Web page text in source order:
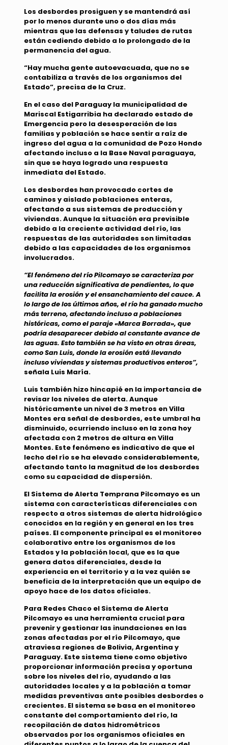
Los desbordes prosiguen y se mantendrá así
por lo menos durante uno o dos días más
mientras que las defensas y taludes de rutas
están cediendo debido a lo prolongado de la
permanencia del agua.
“Hay mucha gente autoevacuada, que no se
contabiliza a través de los organismos del
Estado”, precisa de la Cruz.
En el caso del Paraguay la municipalidad de
Mariscal Estigarribia ha declarado estado de
Emergencia pero la desesperación de las
familias y población se hace sentir a raíz de
ingreso del agua a la comunidad de Pozo Hondo
afectando incluso a la Base Naval paraguaya,
sin que se haya logrado una respuesta
inmediata del Estado.
Los desbordes han provocado cortes de
caminos y aislado poblaciones enteras,
afectando a sus sistemas de producción y
viviendas. Aunque la situación era previsible
debido a la creciente actividad del río, las
respuestas de las autoridades son limitadas
debido a las capacidades de los organismos
involucrados.
“El fenómeno del río Pilcomayo se caracteriza por
una reducción significativa de pendientes, lo que
facilita la erosión y el ensanchamiento del cauce. A
lo largo de los últimos años, el río ha ganado mucho
más terreno, afectando incluso a poblaciones
históricas, como el paraje «Marca Borrada», que
podría desaparecer debido al constante avance de
las aguas. Esto también se ha visto en otras áreas,
como San Luis, donde la erosión está llevando
incluso viviendas y sistemas productivos enteros”,
señala Luis María.
Luis también hizo hincapié en la importancia de
revisar los niveles de alerta. Aunque
históricamente un nivel de 3 metros en Villa
Montes era señal de desbordes, este umbral ha
disminuido, ocurriendo incluso en la zona hoy
afectada con 2 metros de altura en Villa
Montes. Este fenómeno es indicativo de que el
lecho del río se ha elevado considerablemente,
afectando tanto la magnitud de los desbordes
como su capacidad de dispersión.
El Sistema de Alerta Temprana Pilcomayo es un
sistema con características diferenciales con
respecto a otros sistemas de alerta hidrológico
conocidos en la región y en general en los tres
países. El componente principal es el monitoreo
colaborativo entre los organismos de los
Estados y la población local, que es la que
genera datos diferenciales, desde la
experiencia en el territorio y a la vez quién se
beneficia de la interpretación que un equipo de
apoyo hace de los datos oficiales.
Para Redes Chaco el Sistema de Alerta
Pilcomayoes una herramienta crucial para
prevenir y gestionar las inundaciones en las
zonas afectadas por el río Pilcomayo, que
atraviesa regiones de Bolivia, Argentina y
Paraguay. Este sistema tiene como objetivo
proporcionar información precisa y oportuna
sobre los niveles del río, ayudando a las
autoridades locales y a la población a tomar
medidas preventivas ante posibles desbordes o
crecientes. El sistema se basa en el monitoreo
constante del comportamiento del río, la
recopilación de datos hidrométricos
observados por los organismos oficiales en